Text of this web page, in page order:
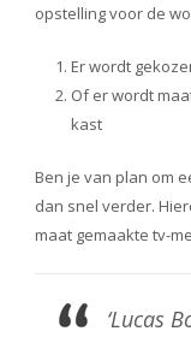
opstelling voor de
Er wordt
Of er wordt
kast
Ben je van plan om
dan snel verder.
maat gemaakte tv-
‘Lucas